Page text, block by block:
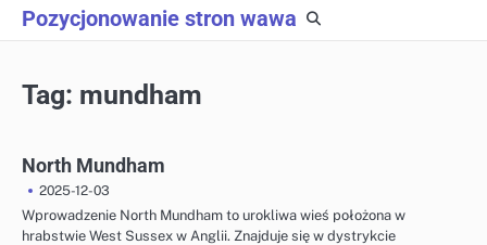
Skip
to
Pozycjonowanie stron wawa
Tag: mundham
North Mundham
2025-12-03
Wprowadzenie North Mundham to urokliwa wieś położona w
hrabstwie West Sussex w Anglii. Znajduje się w dystrykcie